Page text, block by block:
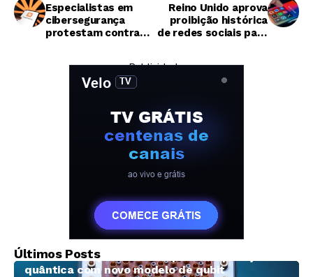
Especialistas em
cibersegurança
protestam contra
avançados da
Reino Unido aprova
proibição histórica
de redes sociais para
— Publicidade —
Últimos Posts
D-Wave avança na corrida pela computação
quântica com novo modelo de qubit